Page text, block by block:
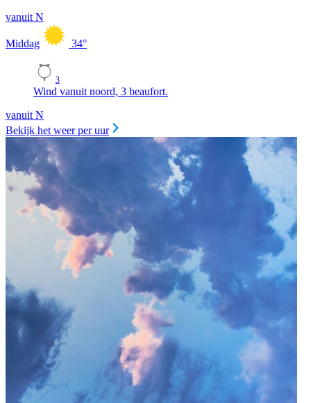
vanuit N
Middag 34°
3
Wind vanuit noord, 3 beaufort.
vanuit N
Bekijk het weer per uur